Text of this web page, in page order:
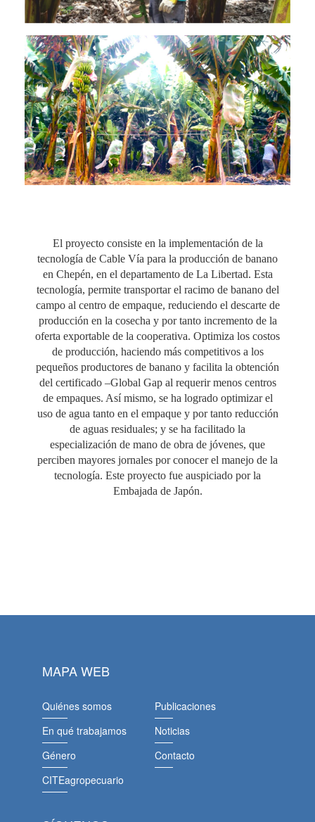
El proyecto consiste en la implementación de la
tecnología de Cable Vía para la producción de banano
en Chepén, en el departamento de La Libertad. Esta
tecnología, permite transportar el racimo de banano del
campo al centro de empaque, reduciendo el descarte de
producción en la cosecha y por tanto incremento de la
oferta exportable de la cooperativa. Optimiza los costos
de producción, haciendo más competitivos a los
pequeños productores de banano y facilita la obtención
del certificado –Global Gap al requerir menos centros
de empaques. Así mismo, se ha logrado optimizar el
uso de agua tanto en el empaque y por tanto reducción
de aguas residuales; y se ha facilitado la
especialización de mano de obra de jóvenes, que
perciben mayores jornales por conocer el manejo de la
tecnología. Este proyecto fue auspiciado por la
Embajada de Japón.
MAPA WEB
Quiénes somos
En qué trabajamos
Género
CITEagropecuario
Publicaciones
Noticias
Contacto